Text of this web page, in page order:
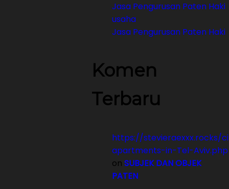
Jasa Pengurusan Paten Haki
usaha
Jasa Pengurusan Paten Haki
Komen
Terbaru
https://stevieraexxx.rocks/
apartments-in-Tel-Aviv.php
onSUBJEK DAN OBJEK
PATEN